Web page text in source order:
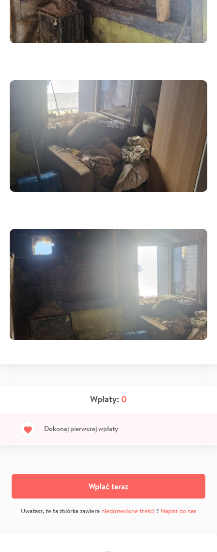
Wpłaty: 0
Dokonaj pierwszej wpłaty
Wpłać teraz
Uważasz, że ta zbiórka zawiera niedozwolone treści? Napisz do nas